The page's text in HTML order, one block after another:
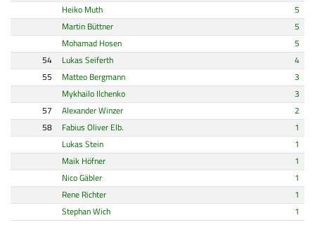
Heiko Muth
5
Martin Büttner
5
Mohamad Hosen
5
54
Lukas Seiferth
4
55
Matteo Bergmann
3
Mykhailo Ilchenko
3
57
Alexander Winzer
2
58
Fabius Oliver Elb.
1
Lukas Stein
1
Maik Höfner
1
Nico Gäbler
1
Rene Richter
1
Stephan Wich
1